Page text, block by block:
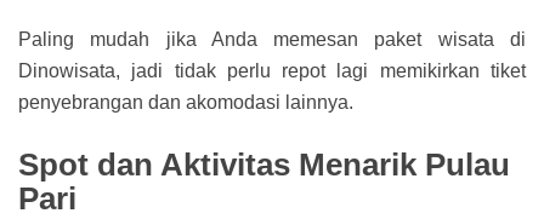
Paling mudah jika Anda memesan paket wisata di
Dinowisata, jadi tidak perlu repot lagi memikirkan tiket
penyebrangan dan akomodasi lainnya.
Spot dan Aktivitas Menarik Pulau
Pari